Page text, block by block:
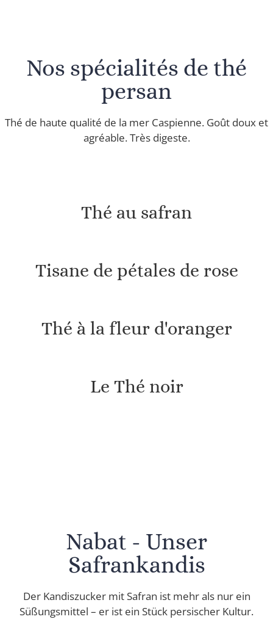
Nos spécialités de thé
persan
Thé de haute qualité de la mer Caspienne. Goût doux et
agréable. Très digeste.
Thé au safran
Tisane de pétales de rose
Thé à la fleur d'oranger
Le Thé noir
Nabat - Unser
Safrankandis
Der Kandiszucker mit Safran ist mehr als nur ein
Süßungsmittel – er ist ein Stück persischer Kultur.